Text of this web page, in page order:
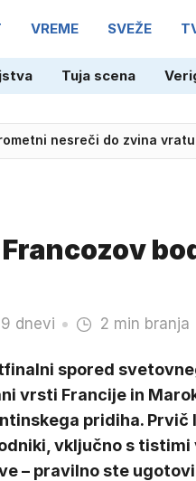
VREME SVEŽE
Tuja scena
nesreči do zvina vratu
gasijo tudi air tractorji
dnevi 2 min branja
spored
vrsti Francije in
pridiha. Prvič
vključno s tistimi
– pravilno ste